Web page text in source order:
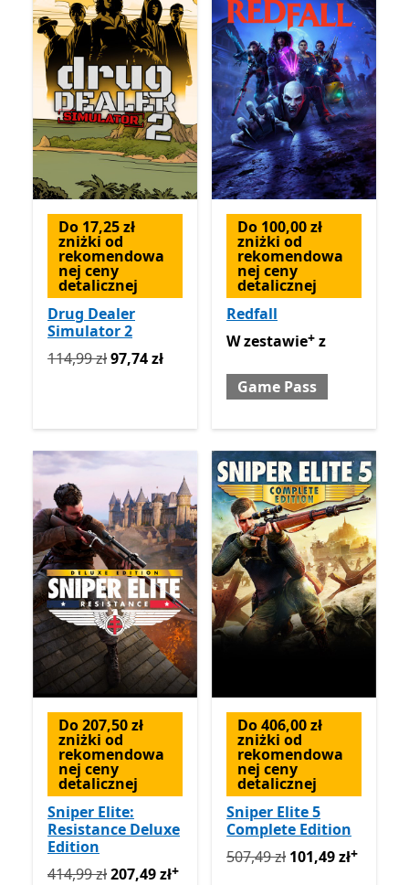
Do 17,25 zł
zniżki od
rekomendowa
nej ceny
detalicznej
Drug Dealer
Simulator 2
Pierwotnie 114,99 zł teraz 97,74 zł
114,99 zł97,74 zł
Do 100,00 zł
zniżki od
rekomendowa
nej ceny
detalicznej
Redfall
W zestawie z Game Pass
W zestawie+ z
Game Pass
Do 207,50 zł
zniżki od
rekomendowa
nej ceny
detalicznej
Sniper Elite:
Resistance Deluxe
Edition
Pierwotnie 414,99 zł teraz 207,49 zł
414,99 zł207,49 zł+
Do 406,00 zł
zniżki od
rekomendowa
nej ceny
detalicznej
Sniper Elite 5
Complete Edition
Pierwotnie 507,49 zł teraz
507,49 zł 101,49 zł+